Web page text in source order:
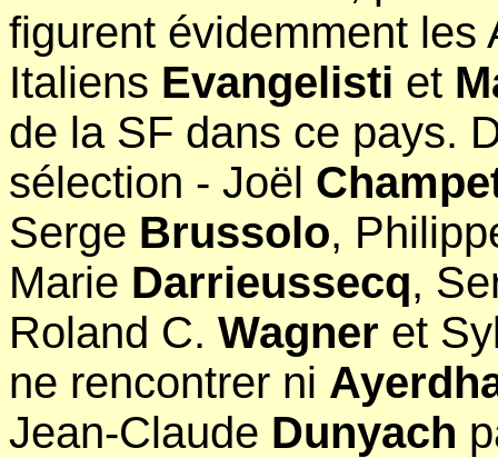
figurent évidemment les
Italiens Evangelisti et
de la SF dans ce pays.
sélection - Joël
Serge Brussolo,
Marie Darrieussecq,
Roland C. Wagner et
ne rencontrer ni
Jean-Claude Dunyach